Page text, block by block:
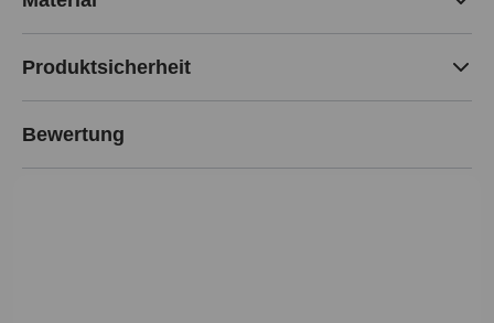
Produktsicherheit
Bewertung